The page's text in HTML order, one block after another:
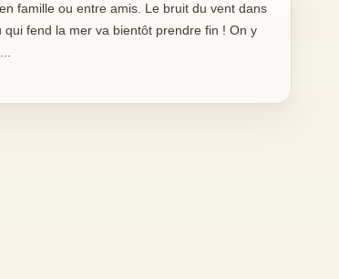
famille ou entre amis. Le bruit du vent dans
fend la mer va bientôt prendre fin ! On y